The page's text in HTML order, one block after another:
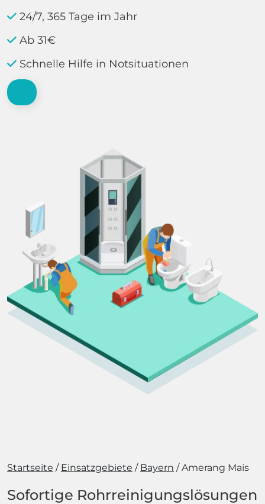
24/7, 365 Tage im Jahr
Ab 31€
Schnelle Hilfe in Notsituationen
Startseite Einsatzgebiete Bayern Amerang Mais
Sofortige Rohrreinigungslösungen